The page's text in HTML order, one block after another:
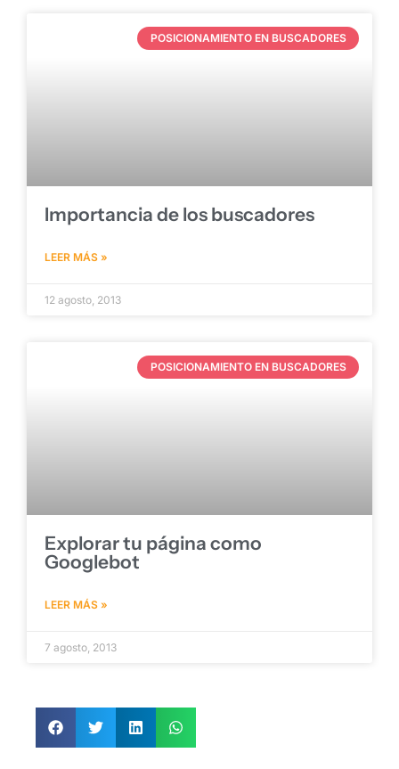
POSICIONAMIENTO EN BUSCADORES
Importancia de los buscadores
LEER MÁS »
12 agosto, 2013
POSICIONAMIENTO EN BUSCADORES
Explorar tu página como
Googlebot
LEER MÁS »
7 agosto, 2013